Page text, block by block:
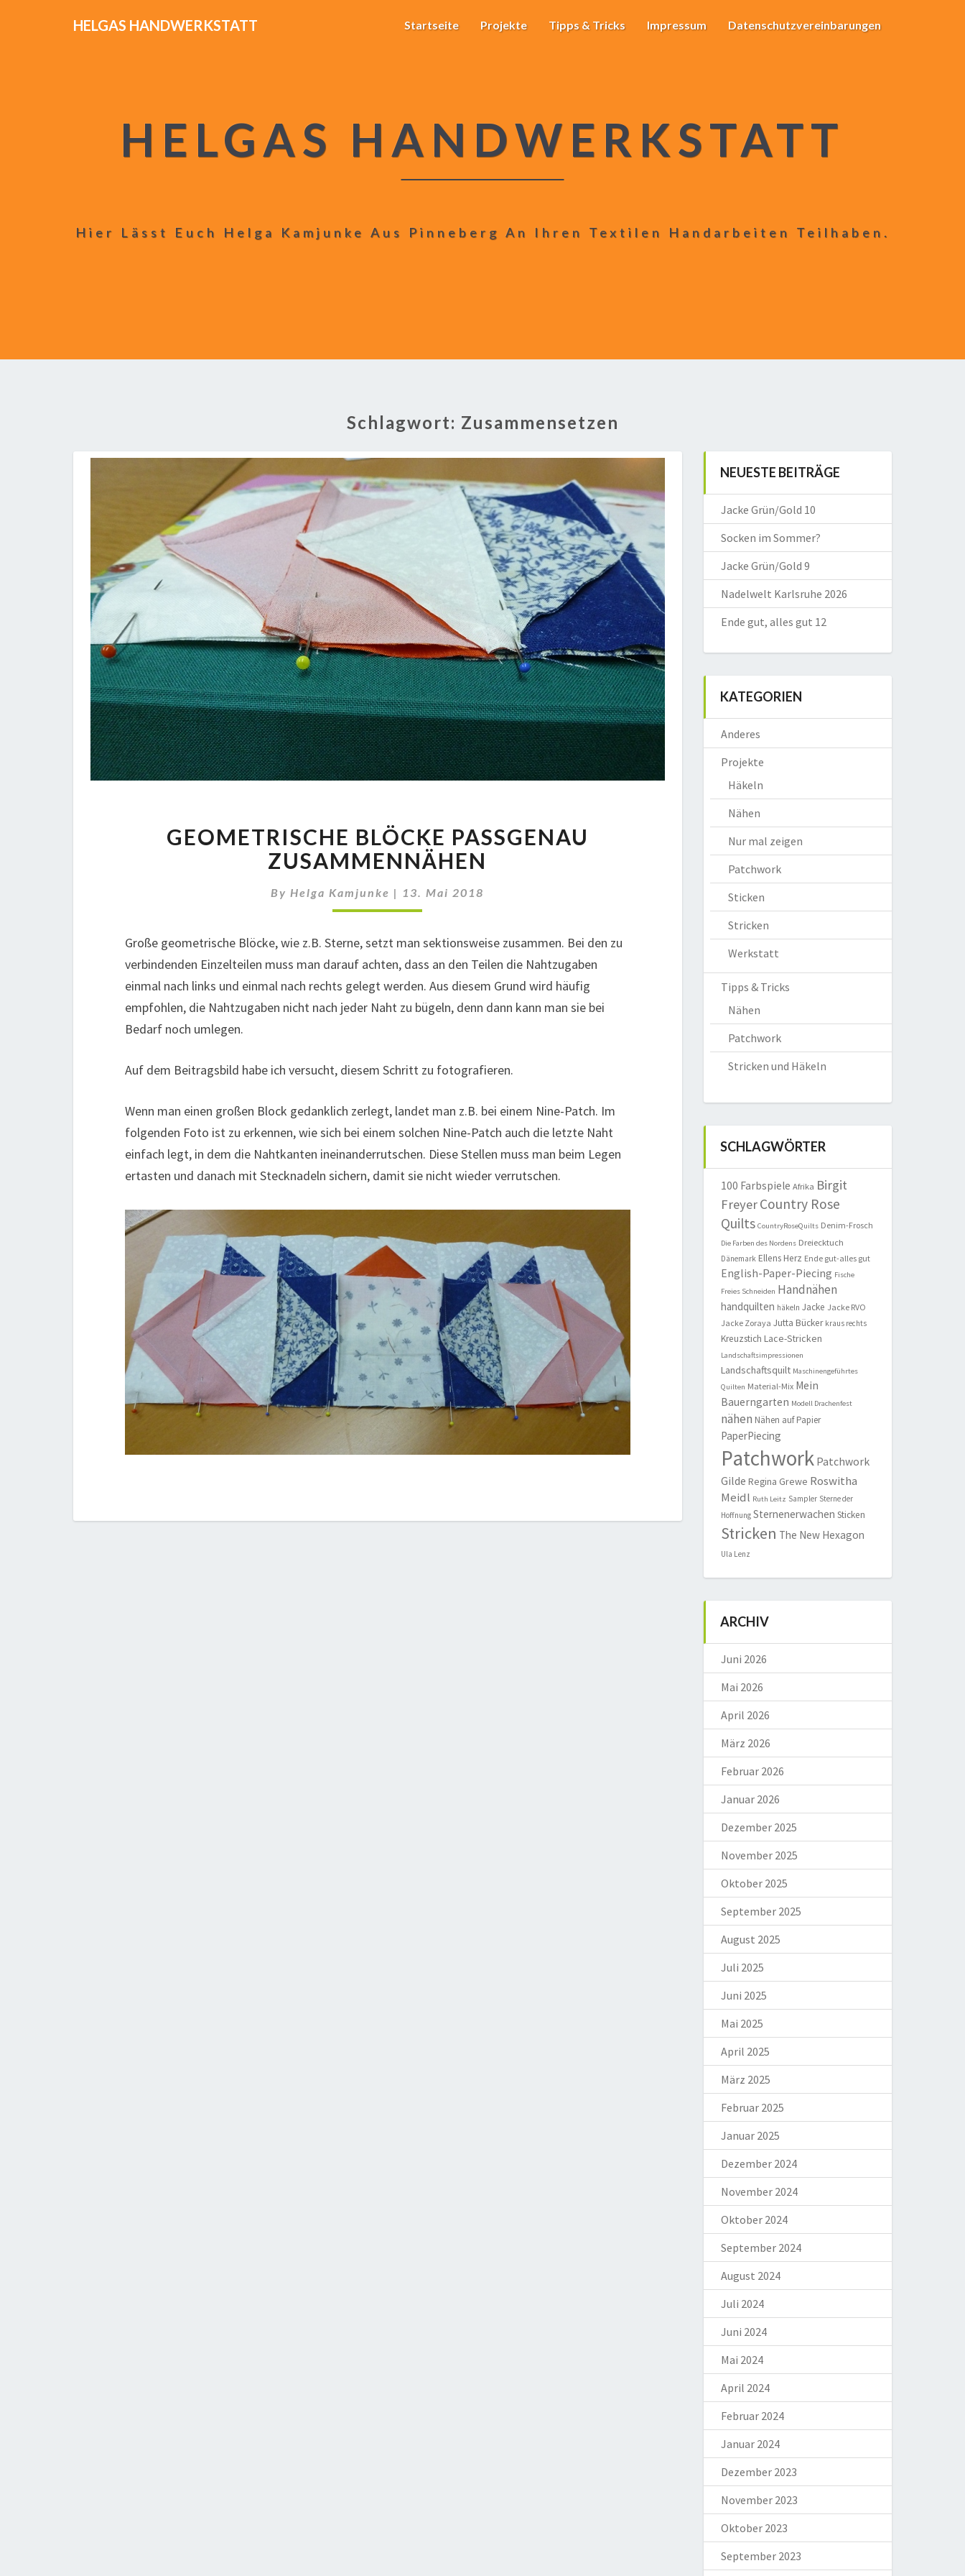
HELGAS HANDWERKSTATT Startseite Projekte Tipps & Tricks Impressum Datenschutzvereinbarungen
HELGAS HANDWERKSTATT
Hier Lässt Euch Helga Kamjunke Aus Pinneberg An Ihren Textilen Handarbeiten Teilhaben.
Schlagwort: Zusammensetzen
BLÖCKE
PASSGENAU
ZUSAMMENNÄHEN
GEOMETRISCHE BLÖCKE PASSGENAU
ZUSAMMENNÄHEN
ByHelga Kamjunke | 13. Mai 2018
Große geometrische Blöcke, wie z.B. Sterne, setzt man sektionsweise zusammen. Bei den zu
verbindenden Einzelteilen muss man darauf achten, dass an den Teilen die Nahtzugaben
einmal nach links und einmal nach rechts gelegt werden. Aus diesem Grund wird häufig
empfohlen, die Nahtzugaben nicht nach jeder Naht zu bügeln, denn dann kann man sie bei
Bedarf noch umlegen.
Auf dem Beitragsbild habe ich versucht, diesem Schritt zu fotografieren.
Wenn man einen großen Block gedanklich zerlegt, landet man z.B. bei einem Nine-Patch. Im
folgenden Foto ist zu erkennen, wie sich bei einem solchen Nine-Patch auch die letzte Naht
einfach legt, in dem die Nahtkanten ineinanderrutschen. Diese Stellen muss man beim Legen
ertasten und danach mit Stecknadeln sichern, damit sie nicht wieder verrutschen.
NEUESTE BEITRÄGE
Jacke Grün/Gold 10
Socken im Sommer?
Jacke Grün/Gold 9
Nadelwelt Karlsruhe 2026
Ende gut, alles gut 12
KATEGORIEN
Anderes
Projekte
Häkeln
Nähen
Nur mal zeigen
Patchwork
Sticken
Stricken
Werkstatt
Tipps & Tricks
Nähen
Patchwork
Stricken und Häkeln
SCHLAGWÖRTER
100 Farbspiele Afrika Birgit
FreyerCountry Rose
Quilts CountryRoseQuilts Denim-Frosch
Die Farben des Nordens Dreiecktuch
Dänemark Ellens Herz Ende gut-alles gut
English-Paper-Piecing Fische
Freies Schneiden Handnähen
handquilten häkeln Jacke Jacke RVO
Jacke Zoraya Jutta Bücker kraus rechts
Kreuzstich Lace-Stricken
Landschaftsimpressionen
Landschaftsquilt Maschinengeführtes
Quilten Material-Mix Mein
Bauerngarten Modell Drachenfest
nähen Nähen auf Papier
PaperPiecing
Patchwork Patchwork
Gilde Regina Grewe Roswitha
Meidl Ruth Leitz Sampler Sterne der
Hoffnung Sternenerwachen Sticken
Stricken The New Hexagon
Ula Lenz
ARCHIV
Juni 2026
Mai 2026
April 2026
März 2026
Februar 2026
Januar 2026
Dezember 2025
November 2025
Oktober 2025
September 2025
August 2025
Juli 2025
Juni 2025
Mai 2025
April 2025
März 2025
Februar 2025
Januar 2025
Dezember 2024
November 2024
Oktober 2024
September 2024
August 2024
Juli 2024
Juni 2024
Mai 2024
April 2024
Februar 2024
Januar 2024
Dezember 2023
November 2023
Oktober 2023
September 2023